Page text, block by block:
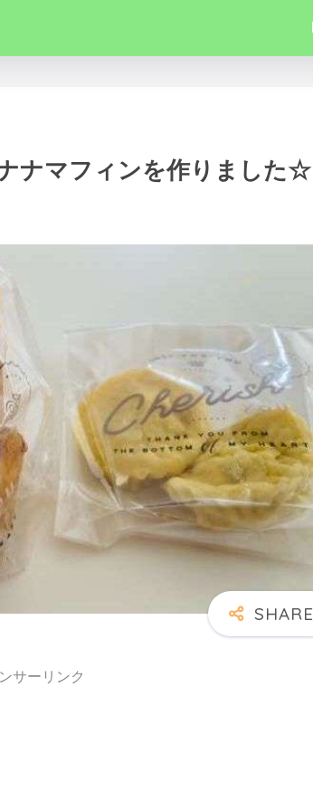
ナマフィンを作りました☆
サーリンク